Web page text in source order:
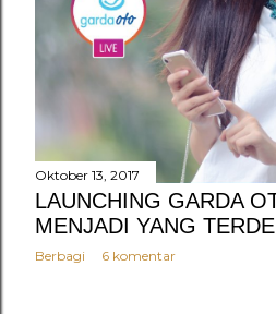
Oktober 13, 2017
LAUNCHING GARDA
MENJADI YANG
Berbagi 6 komentar